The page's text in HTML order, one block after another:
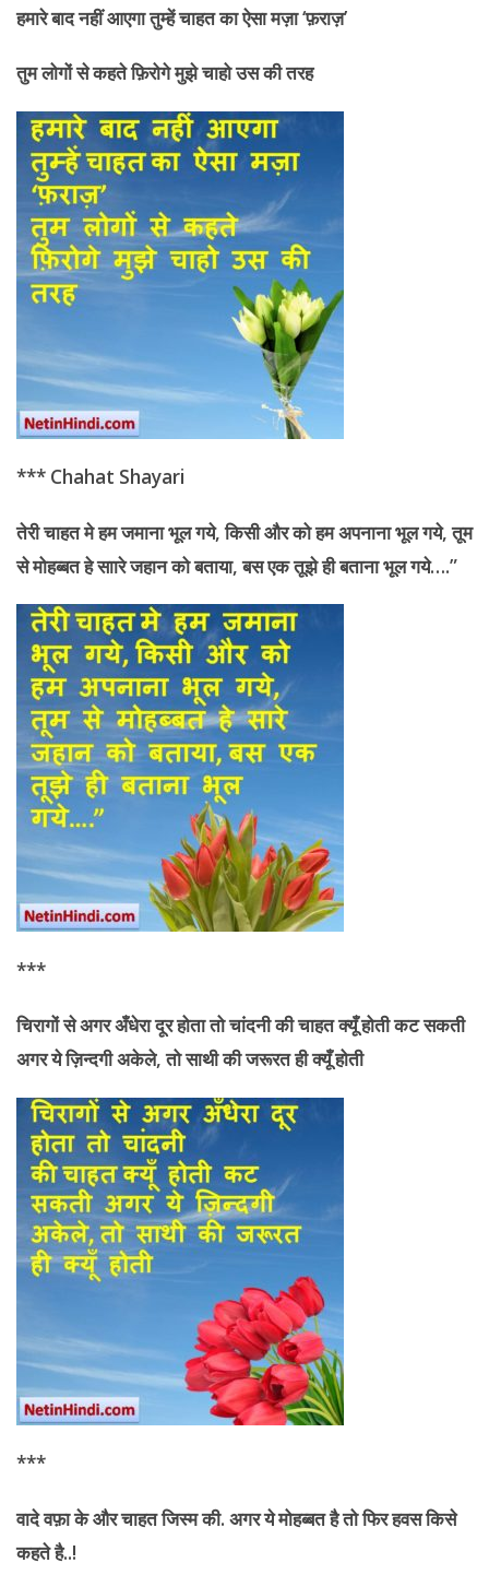
हमारे बाद नहीं आएगा तुम्हेंचाहत का ऐसा मज़ा ‘फ़राज़’
तुम लोगों से कहते फ़िरोगे मुझे चाहो उस की तरह
*** Chahat Shayari
तेरीचाहत मे हम जमाना भूल गये, किसी और को हम अपनाना भूल गये, तूम
से मोहब्बत हे साारे जहान को बताया, बस एक तूझे ही बताना भूल गये….”
***
चिरागों से अगर अँधेरा दूर होता तो चांदनी कीचाहत क्यूँ होती कट सकती
अगर ये ज़िन्दगी अकेले, तो साथी की जरूरत ही क्यूँ होती
***
वादे वफ़ा के औरचाहत जिस्म की. अगर ये मोहब्बत है तो फिर हवस किसे
कहते है..!